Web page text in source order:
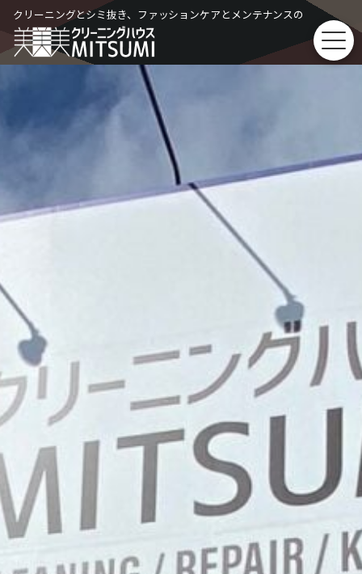
Skip
to
content
クリーニングとシミ抜き、ファッションケアとメンテナンスの